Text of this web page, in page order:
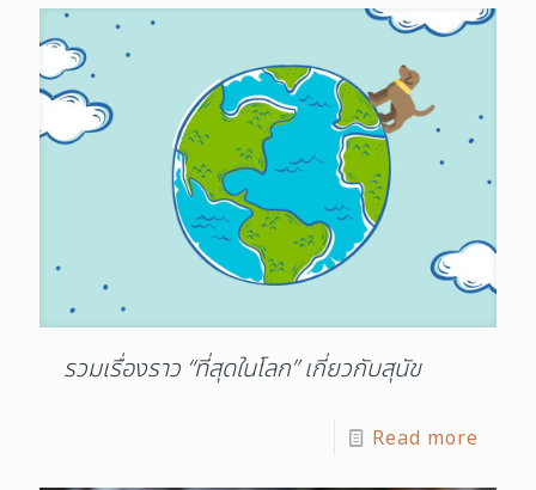
รวมเรื่องราว “ที่สุดในโลก” เกี่ยวกับสุนัข
Read more